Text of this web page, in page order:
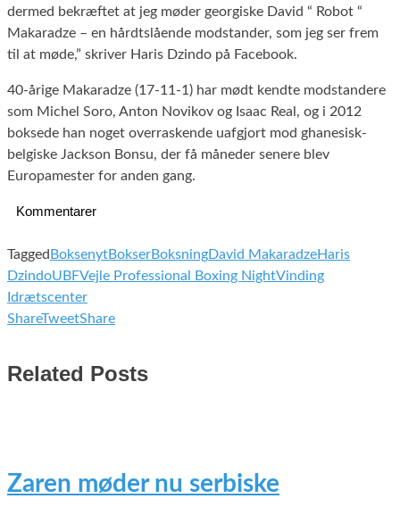
dermed bekræftet at jeg møder georgiske David “ Robot “
Makaradze – en hårdtslående modstander, som jeg ser frem
til at møde,” skriver Haris Dzindo på Facebook.
40-årige Makaradze (17-11-1) har mødt kendte modstandere
som Michel Soro, Anton Novikov og Isaac Real, og i 2012
boksede han noget overraskende uafgjort mod ghanesisk-
belgiske Jackson Bonsu, der få måneder senere blev
Europamester for anden gang.
Kommentarer
Tagged BoksenytBokserBoksningDavid MakaradzeHaris
DzindoUBFVejle Professional Boxing NightVinding
Idrætscenter
ShareTweetShare
Related Posts
Zaren møder nu serbiske